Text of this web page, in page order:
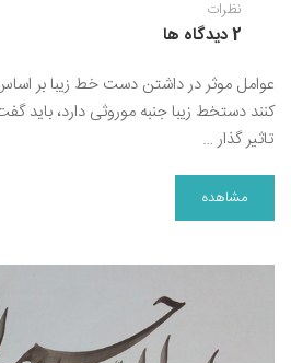
نظرات
2 دیدگاه ها
عوامل موثر در داشتن دست خط زیبا بر
کنند دستخط زیبا جنبه موروثی دارد، باید
تاثیر گذار …
مشاهده